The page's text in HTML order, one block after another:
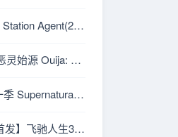
心灵驿站 The Station Agent(2003) [美国] [剧情/喜剧] 英语/西班牙语8.1分
死亡占卜2：恶灵始源 Ouija: Origin of Evil(2016) [美国] [恐怖] 英语6.5分
邪恶力量 第一季 Supernatural Season 1(2005) [美国] [剧情/悬疑/惊悚/恐怖/奇幻] 英语8.7分
【2026 春节首发】飞驰人生3(2026) [中国大陆] [剧情/喜剧/运动] 汉语普通话7.4分